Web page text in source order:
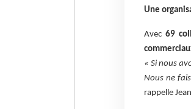
Une
Avec 69
« Si nous
Nous ne
rappelle